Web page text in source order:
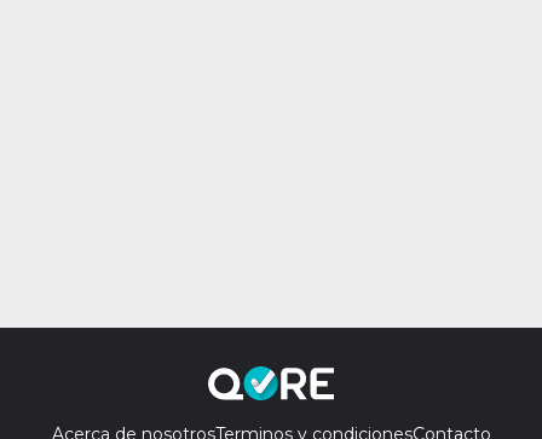
Acerca de nosotrosTerminos y condicionesContacto